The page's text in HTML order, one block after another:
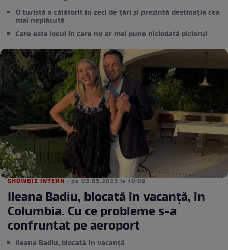
O turistă a călătorit în zeci de țări și prezintă destinația cea
mai neplăcută
Care este locul în care nu ar mai pune niciodată piciorul
SHOWBIZ INTERN • pe 03.05.2025 la 10:09
Ileana Badiu, blocată în vacanță, în
Columbia. Cu ce probleme s-a
confruntat pe aeroport
Ileana Badiu, blocată în vacanță